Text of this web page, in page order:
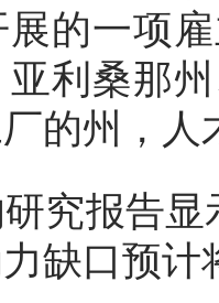
的一项
利桑那
的州，
究报告
缺口预